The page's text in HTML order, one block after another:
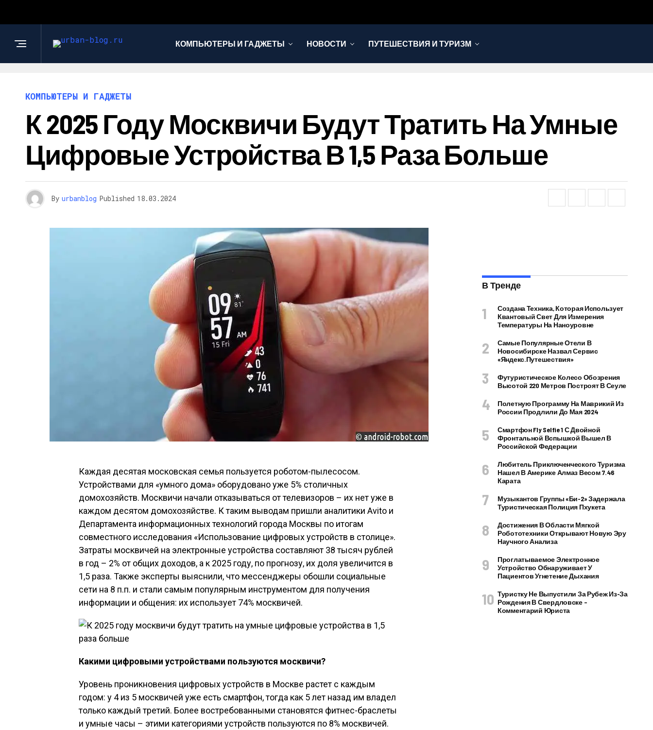
КОМПЬЮТЕРЫ И ГАДЖЕТЫ НОВОСТИ ПУТЕШЕСТВИЯ И ТУРИЗМ
КОМПЬЮТЕРЫ И ГАДЖЕТЫ
К 2025 Году Москвичи Будут Тратить На Умные
Цифровые Устройства В 1,5 Раза Больше
By urbanblog Published 18.03.2024
Каждая десятая московская семья пользуется роботом-пылесосом.
Устройствами для «умного дома» оборудовано уже 5% столичных
домохозяйств. Москвичи начали отказываться от телевизоров – их нет уже в
каждом десятом домохозяйстве. К таким выводам пришли аналитики Avito и
Департамента информационных технологий города Москвы по итогам
совместного исследования «Использование цифровых устройств в столице».
Затраты москвичей на электронные устройства составляют 38 тысяч рублей
в год – 2% от общих доходов, а к 2025 году, по прогнозу, их доля увеличится в
1,5 раза. Также эксперты выяснили, что мессенджеры обошли социальные
сети на 8 п.п. и стали самым популярным инструментом для получения
информации и общения: их использует 74% москвичей.
Какими цифровыми устройствами пользуются москвичи?
Уровень проникновения цифровых устройств в Москве растет с каждым
годом: у 4 из 5 москвичей уже есть смартфон, тогда как 5 лет назад им владел
только каждый третий. Более востребованными становятся фитнес-браслеты
и умные часы – этими категориями устройств пользуются по 8% москвичей.
В Тренде
Создана Техника, Которая Использует
Квантовый Свет Для Измерения
Температуры На Наноуровне
Самые Популярные Отели В
Новосибирске Назвал Сервис
«Яндекс.Путешествия»
Футуристическое Колесо Обозрения
Высотой 220 Метров Построят В Сеуле
Полетную Программу На Маврикий Из
России Продлили До Мая 2024
Смартфон Fly Selfie 1 С Двойной
Фронтальной Вспышкой Вышел В
Российской Федерации
Любитель Приключенческого Туризма
Нашел В Америке Алмаз Весом 7.46
Карата
Музыкантов Группы «Би-2» Задержала
Туристическая Полиция Пхукета
Достижения В Области Мягкой
Робототехники Открывают Новую Эру
Научного Анализа
Проглатываемое Электронное
Устройство Обнаруживает У
Пациентов Угнетение Дыхания
Туристку Не Выпустили За Рубеж Из-За
Рождения В Свердловске –
Комментарий Юриста